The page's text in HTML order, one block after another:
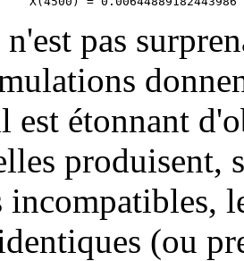
pas
est étonnant
produisent,
incompatibles,
(ou